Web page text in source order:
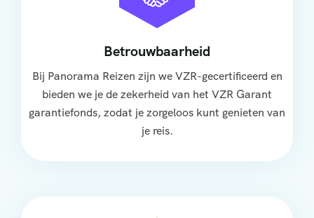
Betrouwbaarheid
Bij Panorama Reizen zijn we VZR-gecertificeerd en
bieden we je de zekerheid van het VZR Garant
garantiefonds, zodat je zorgeloos kunt genieten van
je reis.